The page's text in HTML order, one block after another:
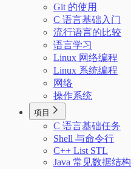
Git 的使用
C 语言基础入门
流行语言的比较
语言学习
Linux 网络编程
Linux 系统编程
网络
操作系统
项目
C 语言基础任务
Shell 与命令行
C++ List STL
Java 常见数据结构